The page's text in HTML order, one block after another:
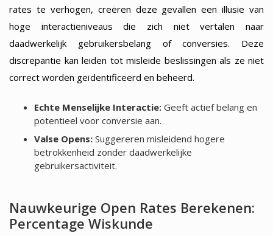
rates te verhogen, creëren deze gevallen een illusie van
hoge interactieniveaus die zich niet vertalen naar
daadwerkelijk gebruikersbelang of conversies. Deze
discrepantie kan leiden tot misleide beslissingen als ze niet
correct worden geïdentificeerd en beheerd.
Echte Menselijke Interactie:Geeft actief belang en
potentieel voor conversie aan.
Valse Opens:Suggereren misleidend hogere
betrokkenheid zonder daadwerkelijke
gebruikersactiviteit.
Nauwkeurige Open Rates Berekenen:
Percentage Wiskunde